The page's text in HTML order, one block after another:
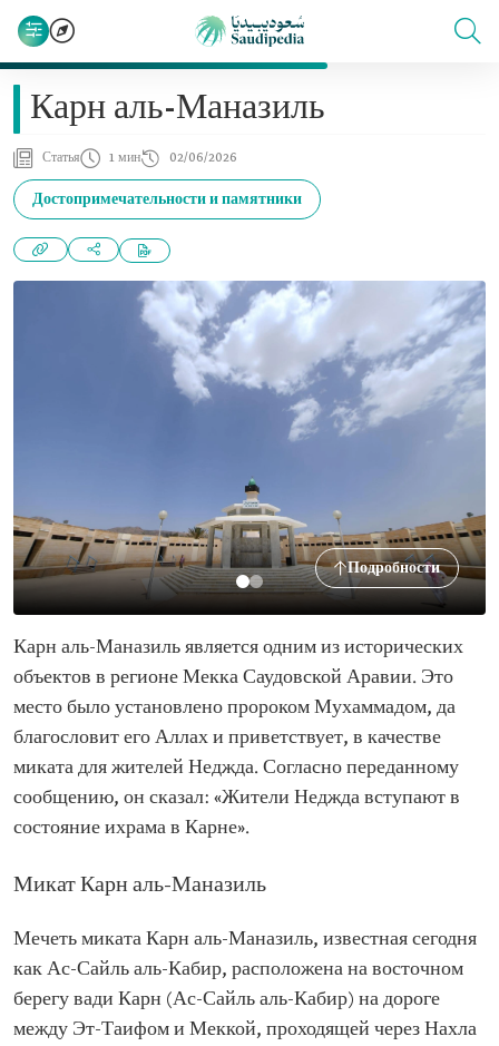
Карн аль-Маназиль
Статья 1 мин 02/06/2026
Достопримечательности и памятники
Подробности
Карн аль-Маназиль является одним из исторических
объектов в регионе Мекка Саудовской Аравии. Это
место было установлено пророком Мухаммадом, да
благословит его Аллах и приветствует, в качестве
миката для жителей Неджда. Согласно переданному
сообщению, он сказал: «Жители Неджда вступают в
состояние ихрама в Карне».
Микат Карн аль-Маназиль
Мечеть миката Карн аль-Маназиль, известная сегодня
как Ас-Сайль аль-Кабир, расположена на восточном
берегу вади Карн (Ас-Сайль аль-Кабир) на дороге
между Эт-Таифом и Меккой, проходящей через Нахла